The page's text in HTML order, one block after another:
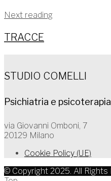
Next reading
TRACCE
STUDIO COMELLI
Psichiatria e psicoterapia
via Giovanni Omboni, 7
20129 Milano
Cookie Policy (UE)
© Copyright 2025. All Rights